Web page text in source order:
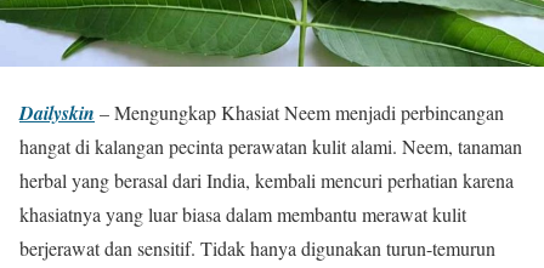
Dailyskin – Mengungkap Khasiat Neem menjadi perbincangan
hangat di kalangan pecinta perawatan kulit alami. Neem, tanaman
herbal yang berasal dari India, kembali mencuri perhatian karena
khasiatnya yang luar biasa dalam membantu merawat kulit
berjerawat dan sensitif. Tidak hanya digunakan turun-temurun